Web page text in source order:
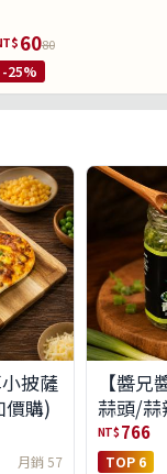
6080
-25%
小披薩
價購)
月銷 57
【醬
蒜頭/蒜
4件任選
NT$ 766
TOP 6